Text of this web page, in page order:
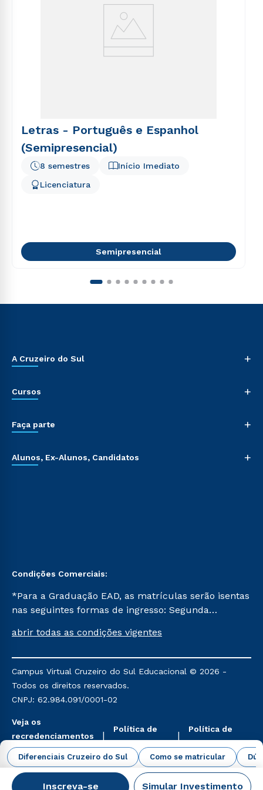
Diferenciais Cruzeiro do Sul Como se matricular
Inscreva-se Simular Investimento
Letras - Português e Espanhol
(Semipresencial)
Início Imediato
8 semestres
Licenciatura
Semipresencial
A Cruzeiro do Sul +
Cursos +
Faça parte +
Alunos, Ex-Alunos, Candidatos +
Condições Comerciais:
*Para a Graduação EAD, as matrículas serão isentas
nas seguintes formas de ingresso: Segunda
Já para as demais, a taxa de matrícula será de R$
mencionadas são referentes aos cursos: Ensino
Religioso, Geografia para a Docência e Metodologia
do Ensino de História: Questões Atuais.
abrir todas as condições vigentes
Campus Virtual Cruzeiro do Sul Educacional © 2026 -
Todos os direitos reservados.
CNPJ: 62.984.091/0001-02
Veja os
recredenciamentos
aqui
Política de
Privacidade
Política de
Cookies